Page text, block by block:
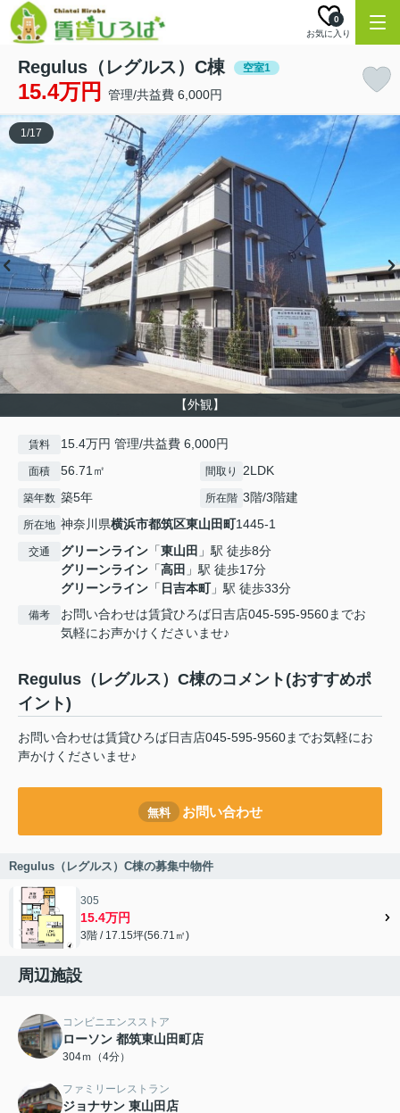
お気に入り
0
Regulus（レグルス）C棟 空室1
15.4万円 管理/共益費 6,000円
【外観】
1/17
賃料 15.4万円 管理/共益費 6,000円
面積 56.71㎡ 間取り 2LDK
築年数 築5年 所在階 3階/3階建
所在地 神奈川県横浜市都筑区東山田町1445-1
交通 グリーンライン 「東山田 」駅 徒歩8分
グリーンライン 「高田 」駅 徒歩17分
グリーンライン 「 日吉本町」駅 徒歩33分
備考
お問い合わせは賃貸ひろば日吉店045-595-9560までお
気軽にお声かけくださいませ♪
Regulus（レグルス）C棟のコメント(おすすめポ
イント)
お問い合わせは賃貸ひろば日吉店045-595-9560までお気軽にお
声かけくださいませ♪
無料 お問い合わせ
Regulus（レグルス）C棟の募集中物件
305
15.4万円
3階 / 17.15坪(56.71㎡)
周辺施設
コンビニエンスストア
ローソン 都筑東山田町店
304ｍ（4分）
ファミリーレストラン
ジョナサン 東山田店